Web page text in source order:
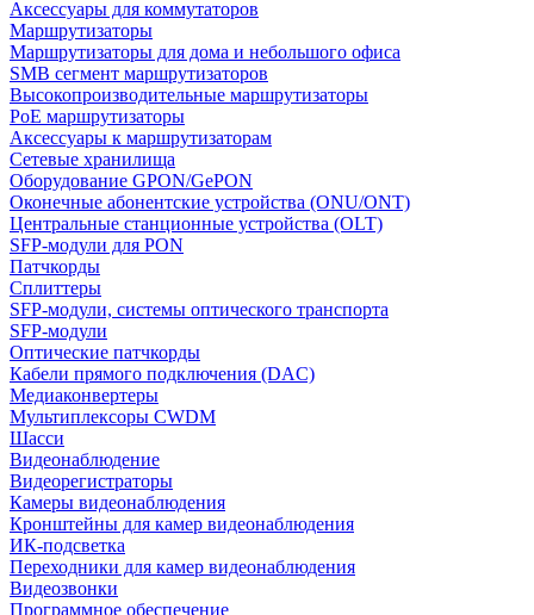
Аксессуары для коммутаторов
Маршрутизаторы
Маршрутизаторы для дома и небольшого офиса
SMB сегмент маршрутизаторов
Высокопроизводительные маршрутизаторы
PoE маршрутизаторы
Аксессуары к маршрутизаторам
Сетевые хранилища
Оборудование GPON/GePON
Оконечные абонентские устройства (ONU/ONT)
Центральные станционные устройства (OLT)
SFP-модули для PON
Патчкорды
Сплиттеры
SFP-модули, системы оптического транспорта
SFP-модули
Оптические патчкорды
Кабели прямого подключения (DAC)
Медиаконвертеры
Мультиплексоры CWDM
Шасси
Видеонаблюдение
Видеорегистраторы
Камеры видеонаблюдения
Кронштейны для камер видеонаблюдения
ИК-подсветка
Переходники для камер видеонаблюдения
Видеозвонки
Программное обеспечение